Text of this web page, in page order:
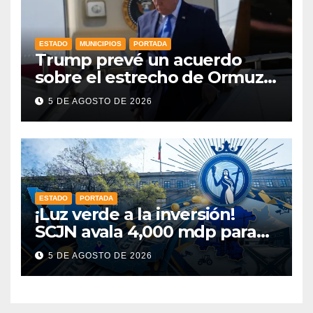
ESTADO MUNICIPIOS PORTADA
Trump prevé un acuerdo
sobre el estrecho de Ormuz
esta misma semana
5 DE AGOSTO DE 2026
ESTADO PORTADA
¡Luz verde a la inversión!
SCJN avala 4,000 mdp para
Guanajuato: ¿en qué se usará
este dinero?
5 DE AGOSTO DE 2026